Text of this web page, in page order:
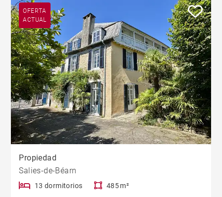
OFERTA
ACTUAL
Propiedad
Salies-de-Béarn
13 dormitorios 485 m²